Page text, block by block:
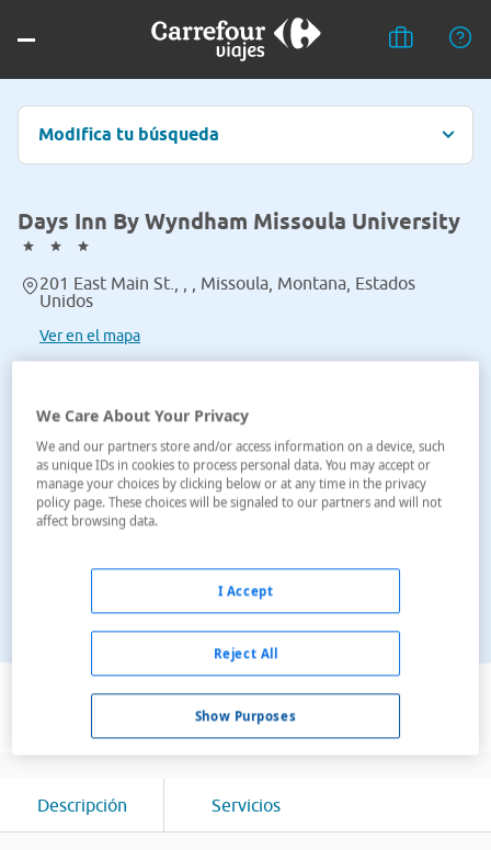
Modifica tu búsqueda
Days Inn By Wyndham Missoula University
201 East Main St., , , Missoula, Montana, Estados
Unidos
Ver en el mapa
Ver en el mapa
Descripción Servicios
We Care About Your Privacy
We and our partners store and/or access information on a device, such
as unique IDs in cookies to process personal data. You may accept or
manage your choices by clicking below or at any time in the privacy
policy page. These choices will be signaled to our partners and will not
affect browsing data.
Show Purposes
Reject All
I Accept